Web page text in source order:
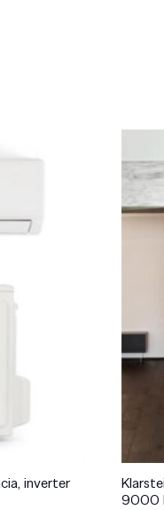
inverter
9000